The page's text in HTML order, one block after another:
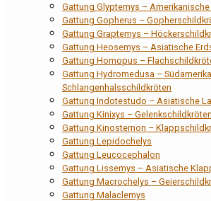
Gattung Glyptemys –
Gattung Gopherus –
Gattung Graptemys –
Gattung Heosemys – Asiatische
Gattung Homopus –
Gattung Hydromedusa –
Schlangenhalsschildkröten
Gattung Indotestudo – Asiatische
Gattung Kinixys – Gelenkschildkröten
Gattung Kinosternon –
Gattung Lepidochelys
Gattung Leucocephalon
Gattung Lissemys – Asiatische
Gattung Macrochelys –
Gattung Malaclemys